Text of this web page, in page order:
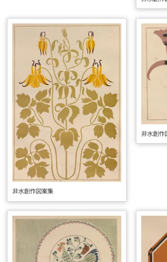
非水創作図案集
非水創作